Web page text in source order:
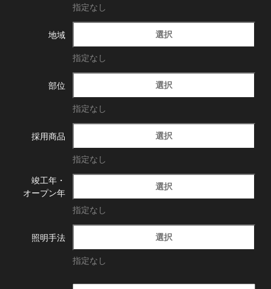
指定なし
地域 選択
指定なし
部位 選択
指定なし
採用商品 選択
指定なし
竣工年・
オープン年
選択
指定なし
照明手法 選択
指定なし